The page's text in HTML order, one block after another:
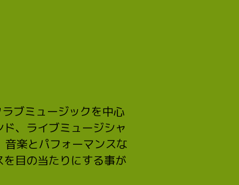
ブミュージックを中心
、ライブミュージシャ
楽とパフォーマンスな
目の当たりにする事が